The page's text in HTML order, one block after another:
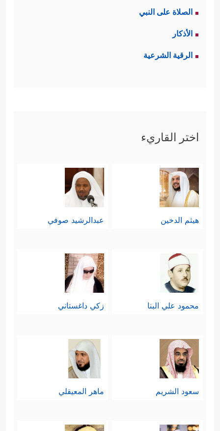
الصلاة على النبي
الأذكار
الرقية الشرعية
اختر القاريء
هيثم الدخين عبدالرشيد صوفي
محمود علي البنا زكي داغستاني
سعود الشريم ماهر المعيقلي